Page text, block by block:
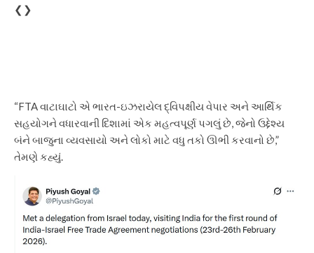
❮❯
“FTA વાટાઘાટો એ ભારત-ઇઝરાયેલ દ્વિપક્ષીય વેપાર અને આર્થિક
સહયોગને વધારવાની દિશામાં એક મહત્વપૂર્ણ પગલું છે, જેનો ઉદ્દેશ્ય
બંને બાજુના વ્યવસાયો અને લોકો માટે વધુ તકો ઊભી કરવાનો છે,”
તેમણે કહ્યું.